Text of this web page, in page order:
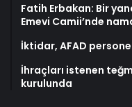
Fatih Erbakan: Bir
Emevi Camii’nde
İktidar, AFAD
İhraçları istenen
kurulunda